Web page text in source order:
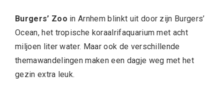
Burgers’ Zoo in Arnhem blinkt uit door zijn Burgers’
Ocean, het tropische koraalrifaquarium met acht
miljoen liter water. Maar ook de verschillende
themawandelingen maken een dagje weg met het
gezin extra leuk.